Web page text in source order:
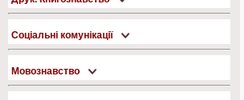
Соціальні комунікації
Мовознавство